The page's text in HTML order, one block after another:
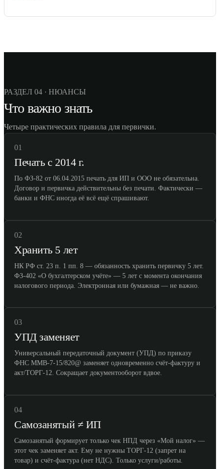
РАЗДЕЛ 04 · НЮАНСЫ
Что важно знать
Четыре практических правила для первички.
01
Печать с 2014 г.
По ФЗ-82 от 06.04.2015 печать для ИП и ООО не обязательна.
Договор и первичка действительны без печати. Фактически —
банки и ФНС иногда её всё ещё спрашивают.
02
Хранить 5 лет
НК РФ ст. 23 п. 1 пп. 8 — обязанность хранить первичку 5 лет.
ФЗ-402 «О бухгалтерском учёте» — 5 лет с момента окончания
налогового периода. Электронная или бумажная — не важно.
03
УПД заменяет
Универсальный передаточный документ (УПД) по приказу
ФНС ММВ-7-15/820@ заменяет одновременно счёт-фактуру и
акт/ТОРГ-12. Сокращает документооборот вдвое.
04
Самозанятый ≠ ИП
Самозанятый формирует только чек НПД через «Мой налог» —
этот чек заменяет акт. Ему не нужны ТОРГ-12 (запрет на
товар) и счёт-фактура (нет НДС). Только услуги/работы.